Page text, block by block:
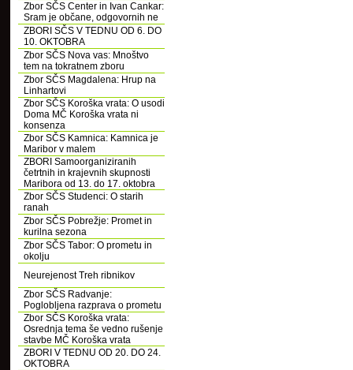
Zbor SČS Center in Ivan Cankar:
Sram je občane, odgovornih ne
ZBORI SČS V TEDNU OD 6. DO
10. OKTOBRA
Zbor SČS Nova vas: Mnoštvo
tem na tokratnem zboru
Zbor SČS Magdalena: Hrup na
Linhartovi
Zbor SČS Koroška vrata: O usodi
Doma MČ Koroška vrata ni
konsenza
Zbor SČS Kamnica: Kamnica je
Maribor v malem
ZBORI Samoorganiziranih
četrtnih in krajevnih skupnosti
Maribora od 13. do 17. oktobra
Zbor SČS Studenci: O starih
ranah
Zbor SČS Pobrežje: Promet in
kurilna sezona
Zbor SČS Tabor: O prometu in
okolju
Neurejenost Treh ribnikov
Zbor SČS Radvanje:
Poglobljena razprava o prometu
Zbor SČS Koroška vrata:
Osrednja tema še vedno rušenje
stavbe MČ Koroška vrata
ZBORI V TEDNU OD 20. DO 24.
OKTOBRA